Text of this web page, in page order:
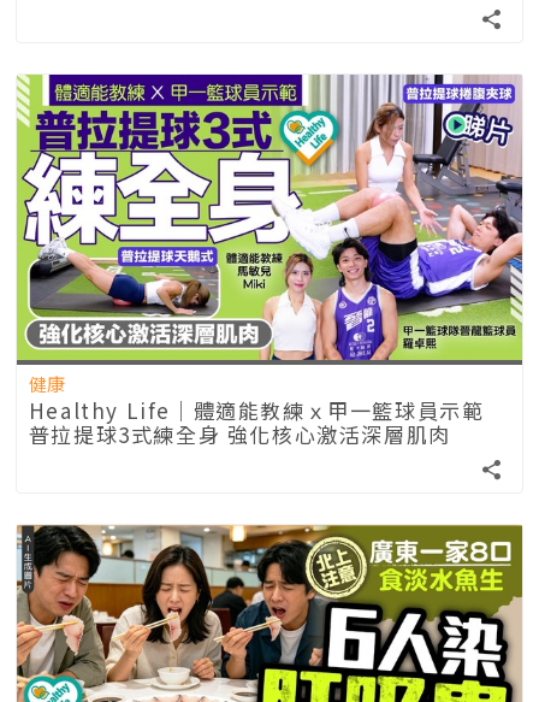
健康
Healthy Life｜體適能教練ｘ甲一籃球員示範
普拉提球3式練全身 強化核心激活深層肌肉